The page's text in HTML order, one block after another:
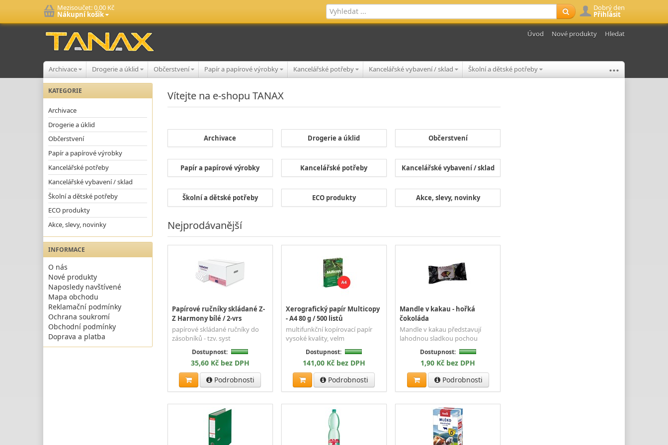
Mezisoučet:0,00 Kč
Nákupní košík
Dobrý den
Přihlásit
Úvod Nové produkty Hledat
Archivace Drogerie a úklid Občerstvení Papír a papírové výrobky Kancelářské potřeby Kancelářské vybavení / sklad Školní a dětské potřeby ...
KATEGORIE
Archivace
Drogerie a úklid
Občerstvení
Papír a papírové výrobky
Kancelářské potřeby
Kancelářské vybavení / sklad
Školní a dětské potřeby
ECO produkty
Akce, slevy, novinky
INFORMACE
O nás
Nové produkty
Naposledy navštívené
Mapa obchodu
Reklamační podmínky
Ochrana soukromí
Obchodní podmínky
Doprava a platba
Vítejte na e-shopu TANAX
Archivace Drogerie a úklid Občerstvení
Papír a papírové výrobky Kancelářské potřeby Kancelářské vybavení / sklad
Školní a dětské potřeby ECO produkty Akce, slevy, novinky
Nejprodávanější
Papírové ručníky skládané Z-
Z Harmony bílé / 2-vrs
papírové skládané ručníky do
zásobníků - tzv. syst
Dostupnost:
35,60 Kč bez DPH
Podrobnosti
Xerografický papír Multicopy
- A4 80 g / 500 listů
multifunkční kopírovací papír
vysoké kvality, velm
Dostupnost:
141,00 Kč bez DPH
Podrobnosti
Mandle v kakau - hořká
čokoláda
Mandle v kakau představují
lahodnou sladkou pochou
Dostupnost:
1,90 Kč bez DPH
Podrobnosti